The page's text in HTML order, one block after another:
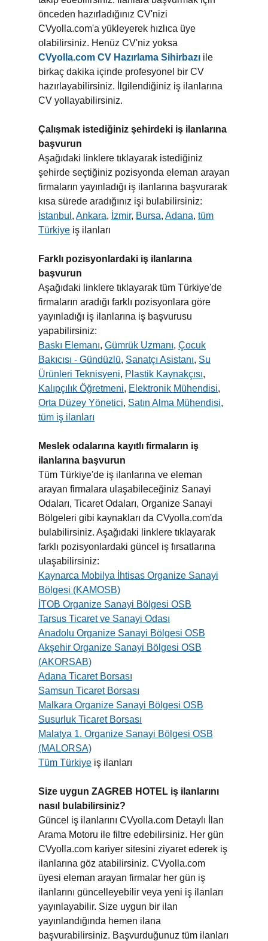
önceden hazırladığınız CV'nizi
CVyolla.com'a yükleyerek hızlıca üye
olabilirsiniz. Henüz CV'niz yoksa
CVyolla.com CV Hazırlama Sihirbazı ile
birkaç dakika içinde profesyonel bir CV
hazırlayabilirsiniz. İlgilendiğiniz iş ilanlarına
CV yollayabilirsiniz.
Çalışmak istediğiniz şehirdeki iş ilanlarına
başvurun
Aşağıdaki linklere tıklayarak istediğiniz
şehirde seçtiğiniz pozisyonda eleman arayan
firmaların yayınladığı iş ilanlarına başvurarak
kısa sürede aradığınız işi bulabilirsiniz:
İstanbul , Ankara, İzmir, Bursa, Adana, tüm
Türkiye iş ilanları
Farklı pozisyonlardaki iş ilanlarına
başvurun
Aşağıdaki linklere tıklayarak tüm Türkiye'de
firmaların aradığı farklı pozisyonlara göre
yayınladığı iş ilanlarına iş başvurusu
yapabilirsiniz:
Baskı Elemanı, Gümrük Uzmanı, Çocuk
Bakıcısı - Gündüzlü, Sanatçı Asistanı, Su
Ürünleri Teknisyeni, Plastik Kaynakçısı,
Kalıpçılık Öğretmeni, Elektronik Mühendisi,
Orta Düzey Yönetici, Satın Alma Mühendisi,
tüm iş ilanları
Meslek odalarına kayıtlı firmaların iş
ilanlarına başvurun
Tüm Türkiye'de iş ilanlarına ve eleman
arayan firmalara ulaşabileceğiniz Sanayi
Odaları, Ticaret Odaları, Organize Sanayi
Bölgeleri gibi kaynakları da CVyolla.com'da
bulabilirsiniz. Aşağıdaki linklere tıklayarak
farklı pozisyonlardaki güncel iş fırsatlarına
ulaşabilirsiniz:
Kaynarca Mobilya İhtisas Organize Sanayi
Bölgesi (KAMOSB)
İTOB Organize Sanayi Bölgesi OSB
Tarsus Ticaret ve Sanayi Odası
Anadolu Organize Sanayi Bölgesi OSB
Akşehir Organize Sanayi Bölgesi OSB
(AKORSAB)
Adana Ticaret Borsası
Samsun Ticaret Borsası
Malkara Organize Sanayi Bölgesi OSB
Susurluk Ticaret Borsası
Malatya 1. Organize Sanayi Bölgesi OSB
(MALORSA)
Tüm Türkiye iş ilanları
Size uygun ZAGREB HOTEL iş ilanlarını
nasıl bulabilirsiniz?
Güncel iş ilanlarını CVyolla.com Detaylı İlan
Arama Motoru ile filtre edebilirsiniz. Her gün
CVyolla.com kariyer sitesini ziyaret ederek iş
ilanlarına göz atabilirsiniz. CVyolla.com
üyesi eleman arayan firmalar her gün iş
ilanlarını güncelleyebilir veya yeni iş ilanları
yayınlayabilir. Size uygun bir ilan
yayınlandığında hemen ilana
başvurabilirsiniz. Başvurduğunuz tüm ilanları